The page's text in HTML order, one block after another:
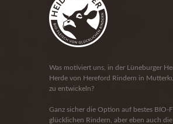
Was motiviert uns, in der Lüneburger
Herde von Hereford Rindern in
zu entwickeln?
Ganz sicher die Option auf bestes BIO-
glücklichen Rindern, aber eben auch die